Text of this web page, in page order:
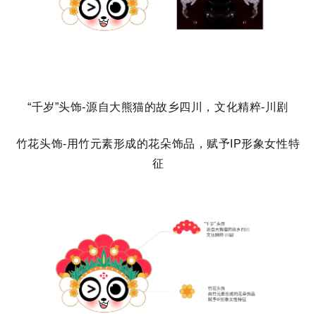
“千岁”头饰-源自大熊猫的故乡四川，文化精粹-川剧
竹花头饰-用竹元素形成的花朵饰品，赋予IP形象女性特
征